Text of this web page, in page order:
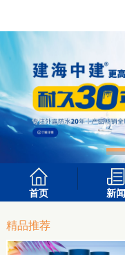
首页 新闻
精品推荐